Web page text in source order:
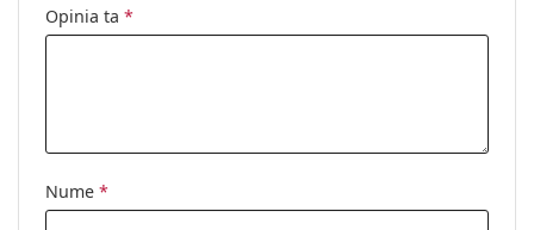
Opinia ta *
Nume *